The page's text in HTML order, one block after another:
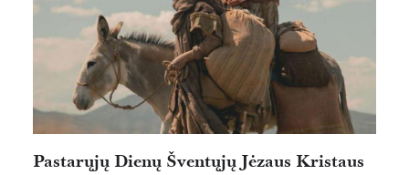
Pastarųjų Dienų Šventųjų Jėzaus Kristaus